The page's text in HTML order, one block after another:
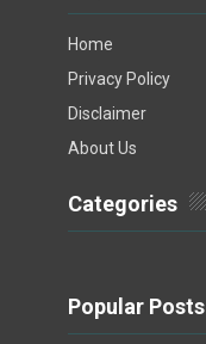
Home
Privacy Policy
Disclaimer
About Us
Categories
Popular Posts